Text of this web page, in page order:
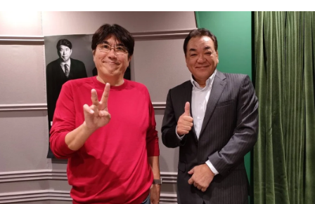
トピックス
TBS Podcast
お知らせ
イベント・グッズ
YouTube
会社情報